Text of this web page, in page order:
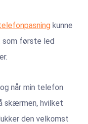
kunne
som første led
når min telefon
skærmen, hvilket
den velkomst